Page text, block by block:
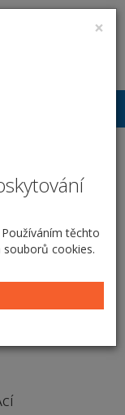
×
těchto
cookies.
051 909
/ logo